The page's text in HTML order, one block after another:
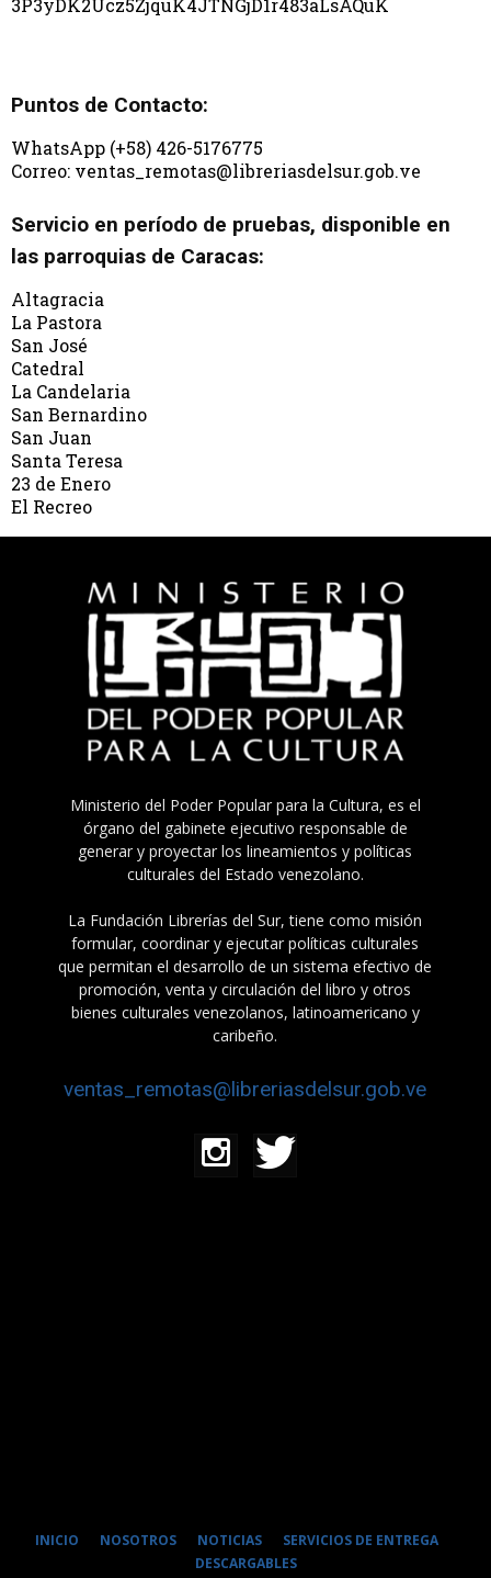
Puntos de Contacto:
WhatsApp (+58) 426-5176775
Correo: ventas_remotas@libreriasdelsur.gob.ve
Servicio en período de pruebas, disponible en
las parroquias de Caracas:
Altagracia
La Pastora
San José
Catedral
La Candelaria
San Bernardino
San Juan
Santa Teresa
23 de Enero
El Recreo
Ministerio del Poder Popular para la Cultura, es el
órgano del gabinete ejecutivo responsable de
generar y proyectar los lineamientos y políticas
culturales del Estado venezolano.
La Fundación Librerías del Sur, tiene como misión
formular, coordinar y ejecutar políticas culturales
que permitan el desarrollo de un sistema efectivo de
promoción, venta y circulación del libro y otros
bienes culturales venezolanos, latinoamericano y
caribeño.
ventas_remotas@libreriasdelsur.gob.ve
INICIO NOSOTROS NOTICIAS
SERVICIOS DE ENTREGA
DESCARGABLES